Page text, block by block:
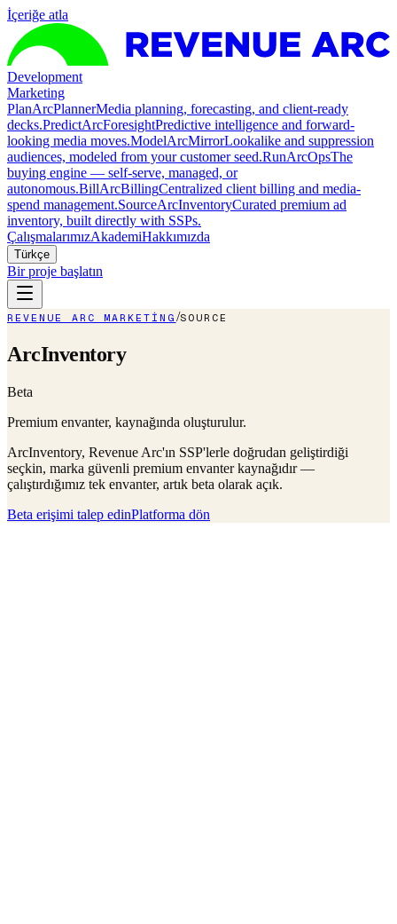
İçeriğe atla
Development
Marketing
PlanArcPlannerMedia planning, forecasting, and client-ready
decks.PredictArcForesightPredictive intelligence and forward-
looking media moves.ModelArcMirrorLookalike and suppression
audiences, modeled from your customer seed.RunArcOpsThe
buying engine — self-serve, managed, or
autonomous.BillArcBillingCentralized client billing and media-
spend management.SourceArcInventoryCurated premium ad
inventory, built directly with SSPs.
ÇalışmalarımızAkademiHakkımızda
Türkçe
Bir proje başlatın
REVENUE ARC MARKETING /SOURCE
ArcInventory
Beta
Premium envanter, kaynağında oluşturulur.
ArcInventory, Revenue Arc'ın SSP'lerle doğrudan geliştirdiği
seçkin, marka güvenli premium envanter kaynağıdır —
çalıştırdığımız tek envanter, artık beta olarak açık.
Beta erişimi talep edinPlatforma dön